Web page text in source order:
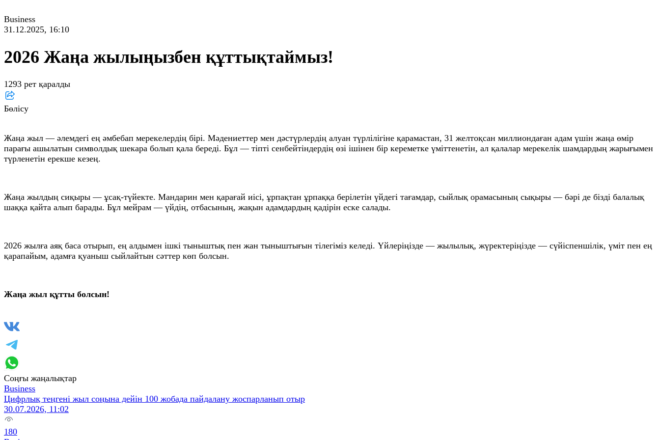
Business
31.12.2025, 16:10
2026 Жаңа жылыңызбен құттықтаймыз!
1293 рет қаралды
Бөлісу
Жаңа жыл — әлемдегі ең әмбебап мерекелердің бірі. Мәдениеттер мен дәстүрлердің алуан түрлілігіне қарамастан, 31 желтоқсан миллиондаған адам үшін жаңа өмір
парағы ашылатын символдық шекара болып қала береді. Бұл — тіпті сенбейтіндердің өзі ішінен бір кереметке үміттенетін, ал қалалар мерекелік шамдардың жарығымен
түрленетін ерекше кезең.
Жаңа жылдың сиқыры — ұсақ-түйекте. Мандарин мен қарағай иісі, ұрпақтан ұрпаққа берілетін үйдегі тағамдар, сыйлық орамасының сықыры — бәрі де бізді балалық
шаққа қайта алып барады. Бұл мейрам — үйдің, отбасының, жақын адамдардың қадірін еске салады.
2026 жылға аяқ баса отырып, ең алдымен ішкі тыныштық пен жан тыныштығын тілегіміз келеді. Үйлеріңізде — жылылық, жүректеріңізде — сүйіспеншілік, үміт пен ең
қарапайым, адамға қуаныш сыйлайтын сәттер көп болсын.
Жаңа жыл құтты болсын!
Соңғы жаңалықтар
Business
Цифрлық теңгені жыл соңына дейін 100 жобада пайдалану жоспарланып отыр
30.07.2026, 11:02
180